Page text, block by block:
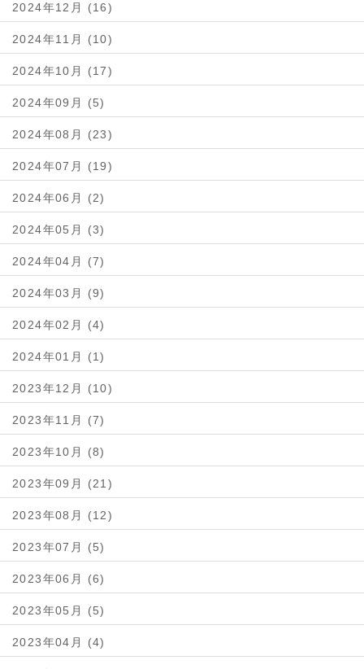
2024年12月 (16)
2024年11月 (10)
2024年10月 (17)
2024年09月 (5)
2024年08月 (23)
2024年07月 (19)
2024年06月 (2)
2024年05月 (3)
2024年04月 (7)
2024年03月 (9)
2024年02月 (4)
2024年01月 (1)
2023年12月 (10)
2023年11月 (7)
2023年10月 (8)
2023年09月 (21)
2023年08月 (12)
2023年07月 (5)
2023年06月 (6)
2023年05月 (5)
2023年04月 (4)